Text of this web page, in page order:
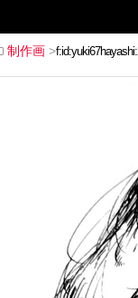
制作画 >